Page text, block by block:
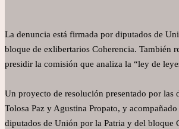
La denuncia está firmada por diputados de
bloque de exlibertarios Coherencia. También
presidir la comisión que analiza la “ley de
Un proyecto de resolución presentado por las
Tolosa Paz y Agustina Propato, y
diputados de Unión por la Patria y del bloque